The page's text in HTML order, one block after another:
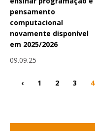
pensamento
computacional
novamente disponível
em 2025/2026
09.09.25
‹ 1 2 3 4